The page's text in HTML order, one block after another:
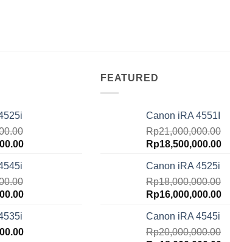
Current
Current
Rp18,000,000.00.
FEATURED
Canon iRA 4551I
Rp21,000,000.00
Original
was:
Rp21,000,000.00.
Rp18,500,000.00
Canon iRA 4525i
Rp18,000,000.00
Original
was:
Rp18,000,000.00.
Rp16,000,000.00
Canon iRA 4545i
Rp20,000,000.00